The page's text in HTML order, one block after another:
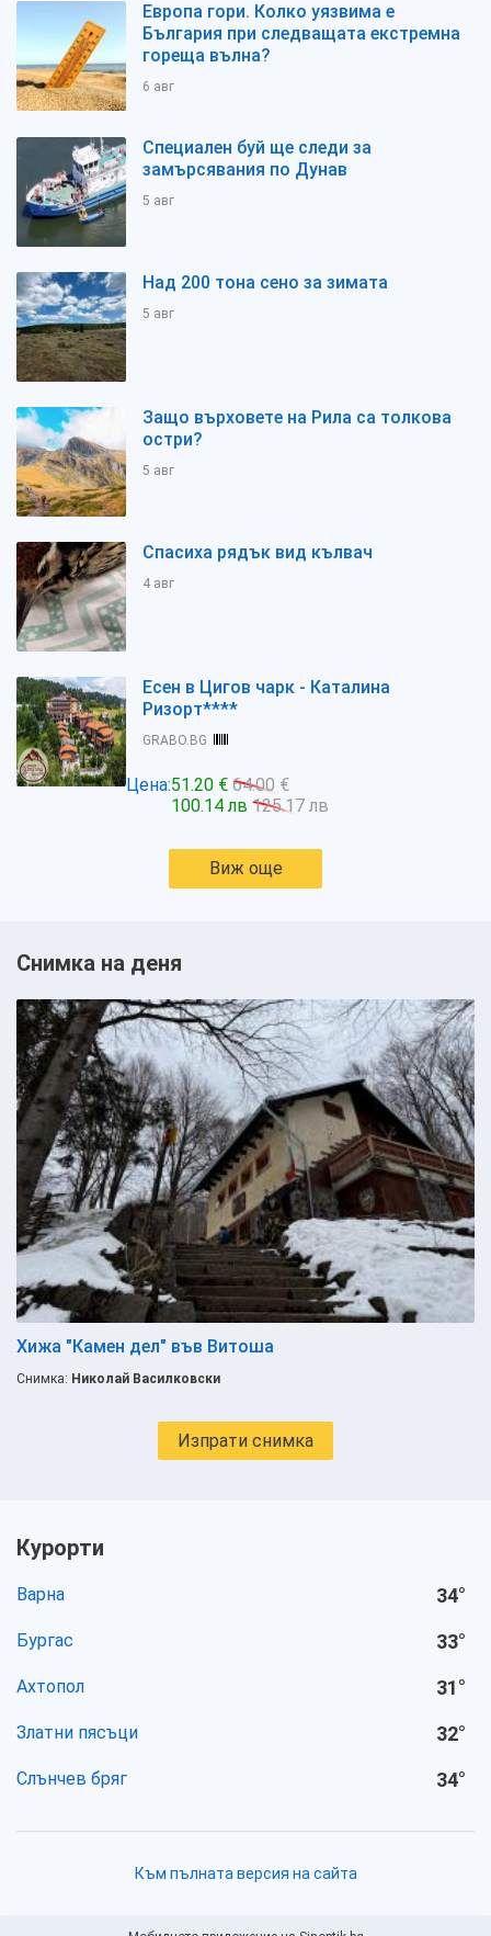
Европа гори. Колко уязвима е
България при следващата екстремна
гореща вълна?
6 авг
Специален буй ще следи за
замърсявания по Дунав
5 авг
Над 200 тона сено за зимата
5 авг
Защо върховете на Рила са толкова
остри?
5 авг
Спасиха рядък вид кълвач
4 авг
Есен в Цигов чарк - Каталина
Ризорт****
GRABO.BG
Цена:51.20 € 64.00 €
100.14 лв 125.17 лв
Виж още
Снимка на деня
Хижа "Камен дел" във Витоша
Снимка: Николай Василковски
Изпрати снимка
Курорти
Варна 34°
Бургас 33°
Ахтопол 31°
Златни пясъци 32°
Слънчев бряг 34°
Към пълната версия на сайта